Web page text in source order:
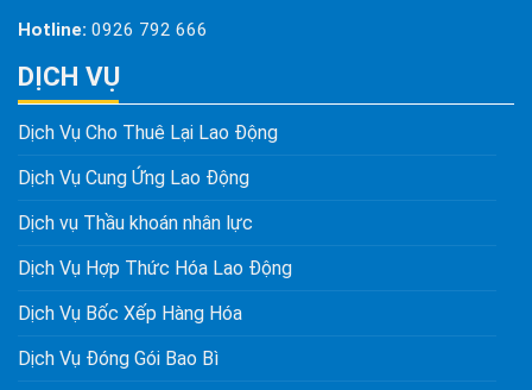
Hotline: 0926 792 666
DỊCH VỤ
Dịch Vụ Cho Thuê Lại Lao Động
Dịch Vụ Cung Ứng Lao Động
Dịch vụ Thầu khoán nhân lực
Dịch Vụ Hợp Thức Hóa Lao Động
Dịch Vụ Bốc Xếp Hàng Hóa
Dịch Vụ Đóng Gói Bao Bì